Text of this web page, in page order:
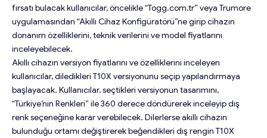
fırsatı bulacak kullanıcılar, öncelikle “Togg.com.tr” veya Trumore
uygulamasından “Akıllı Cihaz Konfigüratörü”ne girip cihazın
donanım özelliklerini, teknik verilerini ve model fiyatlarını
inceleyebilecek.
Akıllı cihazın versiyon fiyatlarını ve özelliklerini inceleyen
kullanıcılar, diledikleri T10X versiyonunu seçip yapılandırmaya
başlayacak. Kullanıcılar, seçtikleri versiyonun tasarımını,
“Türkiye’nin Renkleri” ile 360 derece döndürerek inceleyip dış
renk seçeneğine karar verebilecek. Dilerlerse akıllı cihazın
bulunduğu ortamı değiştirerek beğendikleri dış rengin T10X